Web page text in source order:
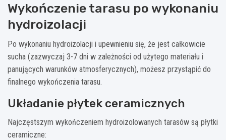
Wykończenie tarasu po wykonaniu
hydroizolacji
Po wykonaniu hydroizolacji i upewnieniu się, że jest całkowicie
sucha (zazwyczaj 3-7 dni w zależności od użytego materiału i
panujących warunków atmosferycznych), możesz przystąpić do
finalnego wykończenia tarasu.
Układanie płytek ceramicznych
Najczęstszym wykończeniem hydroizolowanych tarasów są płytki
ceramiczne: